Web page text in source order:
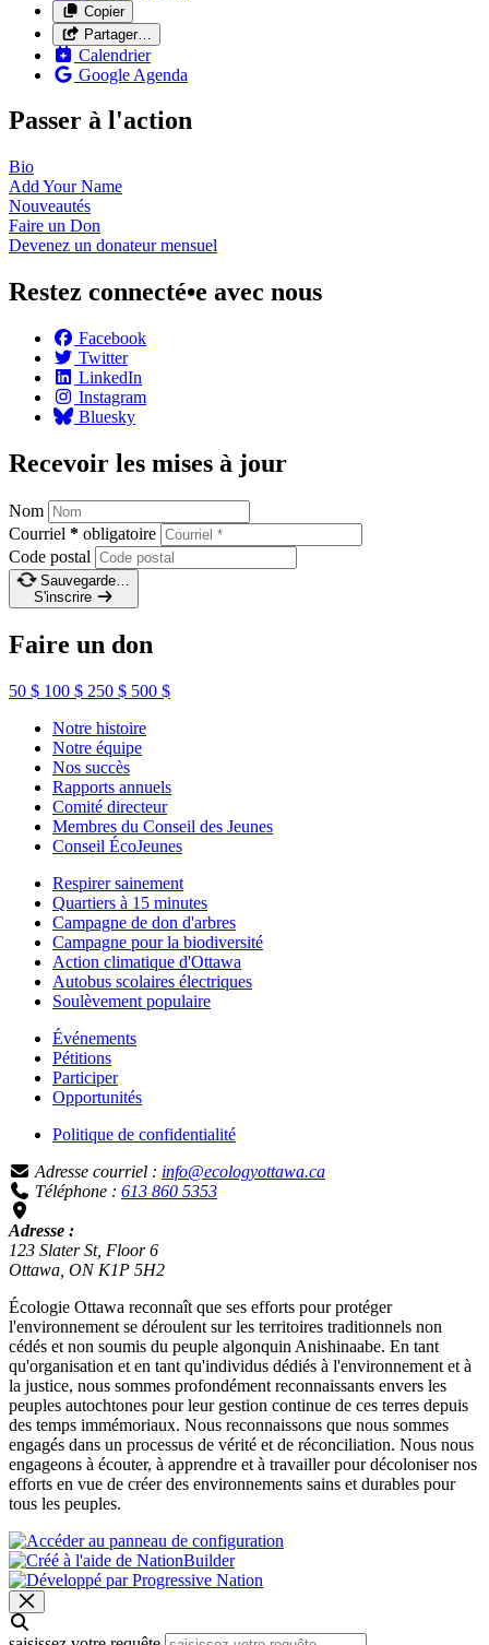
Copier
Partager…
Calendrier
Google Agenda
Passer à l'action
Bio
Add YourName
Nouveautés
Faire un Don
Devenez un donateurmensuel
Restez connecté•e avec nous
Facebook
Twitter
LinkedIn
Instagram
Bluesky
Recevoir les mises à jour
Nom
Courriel * obligatoire
Code postal
Sauvegarde…
S'inscrire
Faire un don
50 $ 100 $ 250 $ 500 $
Notre histoire
Notre équipe
Nos succès
Rapports annuels
Comité directeur
Membres du Conseil des Jeunes
Conseil ÉcoJeunes
Respirer sainement
Quartiers à 15 minutes
Campagne de don d'arbres
Campagne pour la biodiversité
Action climatique d'Ottawa
Autobus scolaires électriques
Soulèvement populaire
Événements
Pétitions
Participer
Opportunités
Politique de confidentialité
Adresse courriel : info@ecologyottawa.ca
Téléphone : 613 860 5353
Adresse :
123 Slater St, Floor 6
Ottawa, ON K1P 5H2
Écologie Ottawa reconnaît que ses efforts pour protéger
l'environnement se déroulent sur les territoires traditionnels non
cédés et non soumis du peuple algonquin Anishinaabe. En tant
qu'organisation et en tant qu'individus dédiés à l'environnement et à
la justice, nous sommes profondément reconnaissants envers les
peuples autochtones pour leur gestion continue de ces terres depuis
des temps immémoriaux. Nous reconnaissons que nous sommes
engagés dans un processus de vérité et de réconciliation. Nous nous
engageons à écouter, à apprendre et à travailler pour décoloniser nos
efforts en vue de créer des environnements sains et durables pour
tous les peuples.